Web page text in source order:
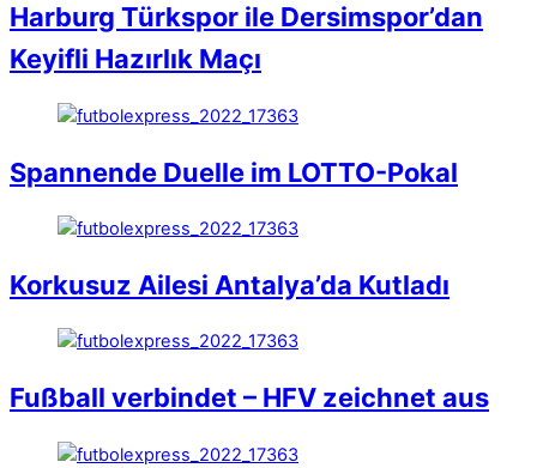
Harburg Türkspor ile Dersimspor’dan
Keyifli Hazırlık Maçı
Spannende Duelle im LOTTO-Pokal
Korkusuz Ailesi Antalya’da Kutladı
Fußball verbindet – HFV zeichnet aus